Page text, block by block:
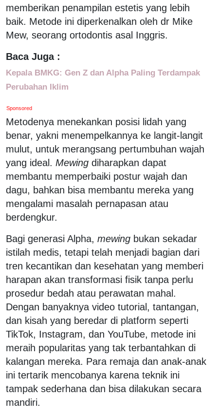
memberikan penampilan estetis yang lebih
baik. Metode ini diperkenalkan oleh dr Mike
Mew, seorang ortodontis asal Inggris.
Baca Juga :
Kepala BMKG: Gen Z dan Alpha Paling Terdampak
Perubahan Iklim
Sponsored
Metodenya menekankan posisi lidah yang
benar, yakni menempelkannya ke langit-langit
mulut, untuk merangsang pertumbuhan wajah
yang ideal. Mewing diharapkan dapat
membantu memperbaiki postur wajah dan
dagu, bahkan bisa membantu mereka yang
mengalami masalah pernapasan atau
berdengkur.
Bagi generasi Alpha, mewing bukan sekadar
istilah medis, tetapi telah menjadi bagian dari
tren kecantikan dan kesehatan yang memberi
harapan akan transformasi fisik tanpa perlu
prosedur bedah atau perawatan mahal.
Dengan banyaknya video tutorial, tantangan,
dan kisah yang beredar di platform seperti
TikTok, Instagram, dan YouTube, metode ini
meraih popularitas yang tak terbantahkan di
kalangan mereka. Para remaja dan anak-anak
ini tertarik mencobanya karena teknik ini
tampak sederhana dan bisa dilakukan secara
mandiri.